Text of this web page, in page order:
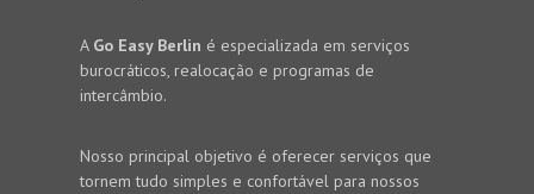
A Go Easy Berlin é especializada em serviços
burocráticos, realocação e programas de
intercâmbio.
Nosso principal objetivo é oferecer serviços que
tornem tudo simples e confortável para nossos